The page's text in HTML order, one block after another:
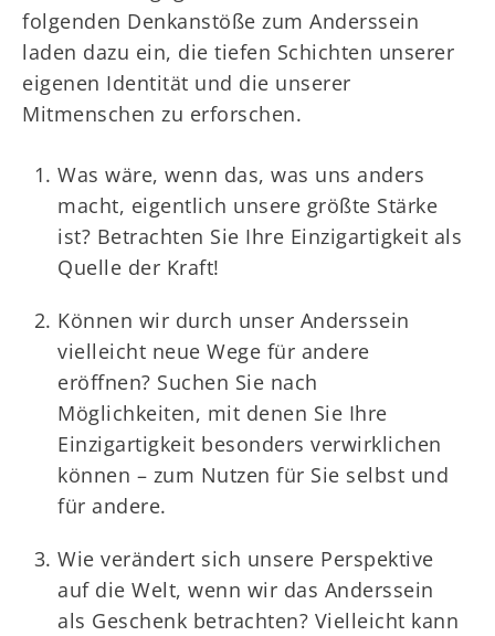
folgenden Denkanstöße zum Anderssein
laden dazu ein, die tiefen Schichten unserer
eigenen Identität und die unserer
Mitmenschen zu erforschen.
Was wäre, wenn das, was uns anders
macht, eigentlich unsere größte Stärke
ist? Betrachten Sie Ihre Einzigartigkeit als
Quelle der Kraft!
Können wir durch unser Anderssein
vielleicht neue Wege für andere
eröffnen? Suchen Sie nach
Möglichkeiten, mit denen Sie Ihre
Einzigartigkeit besonders verwirklichen
können – zum Nutzen für Sie selbst und
für andere.
Wie verändert sich unsere Perspektive
auf die Welt, wenn wir das Anderssein
als Geschenk betrachten? Vielleicht kann